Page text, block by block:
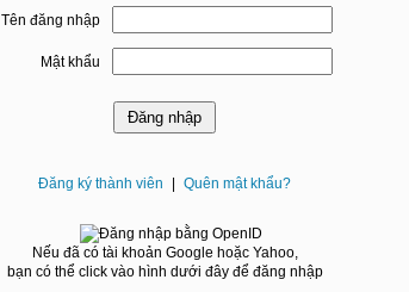
Tên đăng nhập
Mật khẩu
Đăng ký thành viên Quên mật khẩu?
Nếu đã có tài khoản Google hoặc Yahoo,
bạn có thể click vào hình dưới đây để đăng nhập